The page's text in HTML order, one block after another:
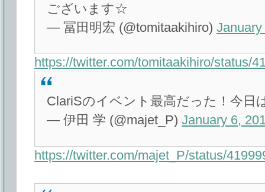
ございます☆
— 冨田明宏 (@tomitaakihiro)
https://twitter.com/tomitaakihiro/status/
ClariSのイベント最高だった！今日
— 伊田 学 (@majet_P) January 6,
https://twitter.com/majet_P/status/